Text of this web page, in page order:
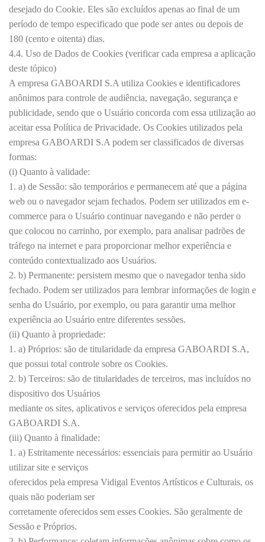
desejado do Cookie. Eles são excluídos apenas ao final de um
período de tempo especificado que pode ser antes ou depois de
180 (cento e oitenta) dias.
4.4. Uso de Dados de Cookies (verificar cada empresa a aplicação
deste tópico)
A empresa GABOARDI S.A utiliza Cookies e identificadores
anônimos para controle de audiência, navegação, segurança e
publicidade, sendo que o Usuário concorda com essa utilização ao
aceitar essa Política de Privacidade. Os Cookies utilizados pela
empresa GABOARDI S.A podem ser classificados de diversas
formas:
(i) Quanto à validade:
1. a) de Sessão: são temporários e permanecem até que a página
web ou o navegador sejam fechados. Podem ser utilizados em e-
commerce para o Usuário continuar navegando e não perder o
que colocou no carrinho, por exemplo, para analisar padrões de
tráfego na internet e para proporcionar melhor experiência e
conteúdo contextualizado aos Usuários.
2. b) Permanente: persistem mesmo que o navegador tenha sido
fechado. Podem ser utilizados para lembrar informações de login e
senha do Usuário, por exemplo, ou para garantir uma melhor
experiência ao Usuário entre diferentes sessões.
(ii) Quanto à propriedade:
1. a) Próprios: são de titularidade da empresa GABOARDI S.A,
que possui total controle sobre os Cookies.
2. b) Terceiros: são de titularidades de terceiros, mas incluídos no
dispositivo dos Usuários
mediante os sites, aplicativos e serviços oferecidos pela empresa
GABOARDI S.A.
(iii) Quanto à finalidade:
1. a) Estritamente necessários: essenciais para permitir ao Usuário
utilizar site e serviços
oferecidos pela empresa Vidigal Eventos Artísticos e Culturais, os
quais não poderiam ser
corretamente oferecidos sem esses Cookies. São geralmente de
Sessão e Próprios.